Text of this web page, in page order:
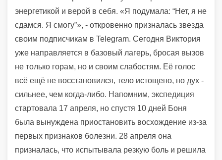
энергетикой и верой в себя. «Я подумала: “Нет, я не
сдамся. Я смогу”», - откровенно призналась звезда
своим подписчикам в Telegram. Сегодня Виктория
уже направляется в базовый лагерь, бросая вызов
не только горам, но и своим слабостям. Её голос
всё ещё не восстановился, тело истощено, но дух -
сильнее, чем когда-либо. Напомним, экспедиция
стартовала 17 апреля, но спустя 10 дней Боня
была вынуждена приостановить восхождение из-за
первых признаков болезни. 28 апреля она
призналась, что испытывала резкую боль и решила